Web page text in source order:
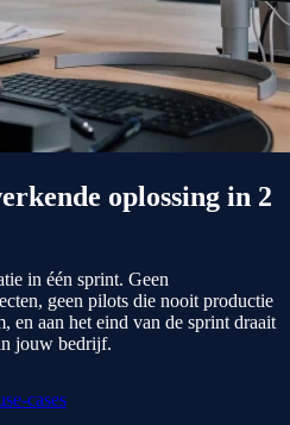
oplossing in 2
in één sprint. Geen
geen pilots die nooit productie
en aan het eind van de sprint draait
jouw bedrijf.
cases